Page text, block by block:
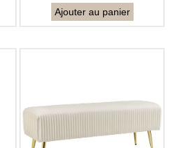
Ajouter au panier